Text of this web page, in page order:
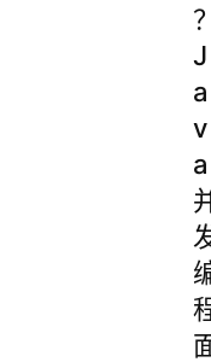
J
a
v
a